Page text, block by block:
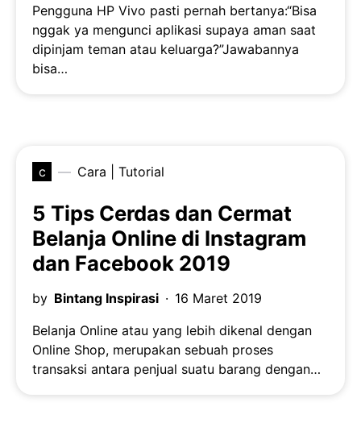
Pengguna HP Vivo pasti pernah bertanya:“Bisa
nggak ya mengunci aplikasi supaya aman saat
dipinjam teman atau keluarga?”Jawabannya
bisa…
c Cara | Tutorial
5 Tips Cerdas dan Cermat
Belanja Online di Instagram
dan Facebook 2019
by Bintang Inspirasi
16 Maret 2019
Belanja Online atau yang lebih dikenal dengan
Online Shop, merupakan sebuah proses
transaksi antara penjual suatu barang dengan…